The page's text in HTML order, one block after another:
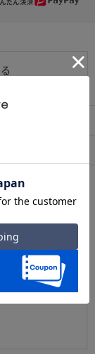
調のコーデ
ットの金属
ンに仕上げて